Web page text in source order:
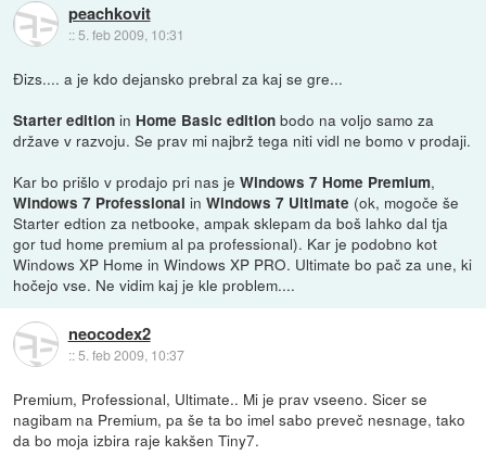
peachkovit
:: 5. feb 2009, 10:31
Đizs.... a je kdo dejansko prebral za kaj se gre...
Starter edition in Home Basic edition bodo na voljo samo za
države v razvoju. Se prav mi najbrž tega niti vidl ne bomo v prodaji.
Kar bo prišlo v prodajo pri nas jeWindows 7 Home Premium,
Windows 7 Professional inWindows 7 Ultimate (ok, mogoče še
Starter edtion za netbooke, ampak sklepam da boš lahko dal tja
gor tud home premium al pa professional). Kar je podobno kot
Windows XP Home in Windows XP PRO. Ultimate bo pač za une, ki
hočejo vse. Ne vidim kaj je kle problem....
neocodex2
::5. feb 2009, 10:37
Premium, Professional, Ultimate.. Mi je prav vseeno. Sicer se
nagibam na Premium, pa še ta bo imel sabo preveč nesnage, tako
da bo moja izbira raje kakšen Tiny7.